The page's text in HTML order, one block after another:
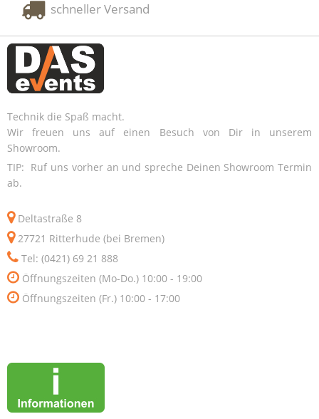
schneller Versand
Technik die Spaß macht.
Wir freuen uns auf einen Besuch von Dir in unserem
Showroom.
TIP: Ruf uns vorher an und spreche Deinen Showroom Termin
ab.
Deltastraße 8
27721 Ritterhude (bei Bremen)
Tel: (0421) 69 21 888
Öffnungszeiten (Mo-Do.) 10:00 - 19:00
Öffnungszeiten (Fr.) 10:00 - 17:00